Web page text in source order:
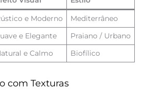
e Moderno Mediterrâneo
e Elegante Praiano / Urbano
e Calmo Biofílico
com Texturas